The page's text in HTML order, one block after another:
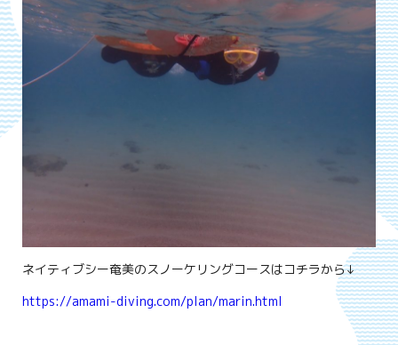
ネイティブシー奄美のスノーケリングコースはコチラから↓
https://amami-diving.com/plan/marin.html